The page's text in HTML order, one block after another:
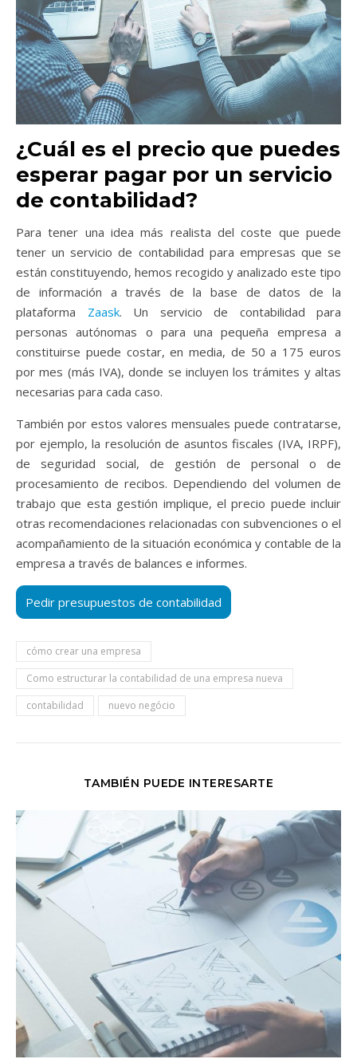
¿Cuál es el precio que puedes
esperar pagar por un servicio
de contabilidad?
Para tener una idea más realista del coste que puede
tener un servicio de contabilidad para empresas que se
están constituyendo, hemos recogido y analizado este tipo
de información a través de la base de datos de la
plataforma Zaask. Un servicio de contabilidad para
personas autónomas o para una pequeña empresa a
constituirse puede costar, en media, de 50 a 175 euros
por mes (más IVA), donde se incluyen los trámites y altas
necesarias para cada caso.
También por estos valores mensuales puede contratarse,
por ejemplo, la resolución de asuntos fiscales (IVA, IRPF),
de seguridad social, de gestión de personal o de
procesamiento de recibos. Dependiendo del volumen de
trabajo que esta gestión implique, el precio puede incluir
otras recomendaciones relacionadas con subvenciones o el
acompañamiento de la situación económica y contable de la
empresa a través de balances e informes.
cómo crear una empresa
Como estructurar la contabilidad de una empresa nueva
contabilidad
nuevo negócio
TAMBIÉN PUEDE INTERESARTE